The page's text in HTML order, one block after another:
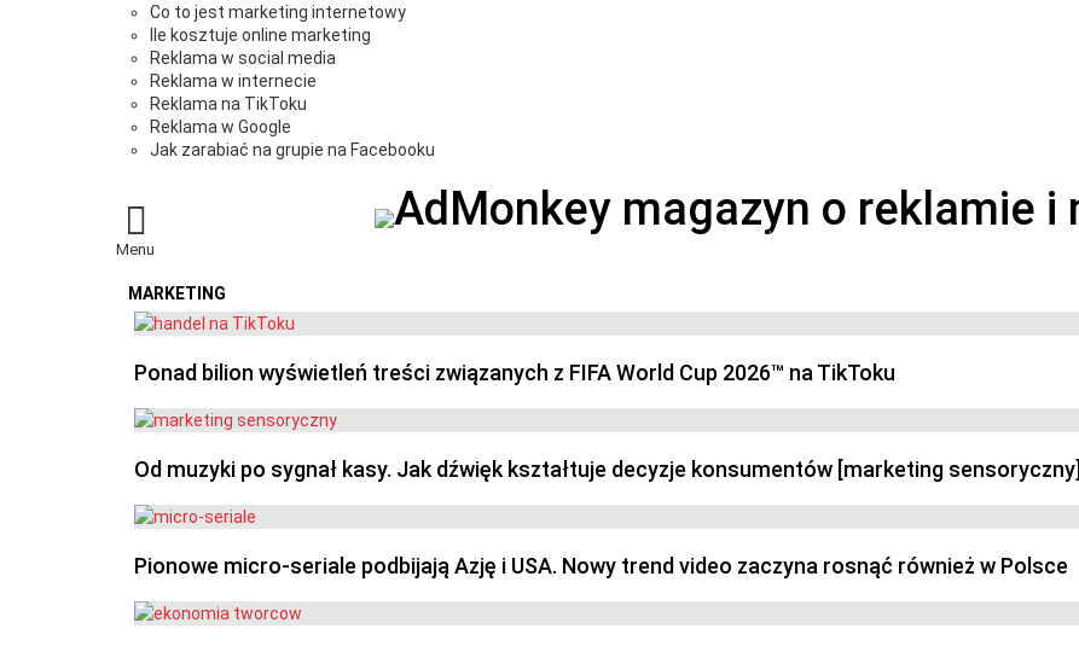
Co to jest marketing internetowy
Ile kosztuje online marketing
Reklama w social media
Reklama w internecie
Reklama na TikToku
Reklama w Google
Jak zarabiać na grupie na Facebooku
Menu magazyn o marketingu, reklamie i kreatywności
MARKETING
OSTATNIE
Ponad bilion wyświetleń treści związanych z FIFA World Cup 2026™ na TikToku
Od muzyki po sygnał kasy. Jak dźwięk kształtuje decyzje konsumentów [marketing sensoryczny]
Pionowe micro-seriale podbijają Azję i USA. Nowy trend video zaczyna rosnąć również w Polsce